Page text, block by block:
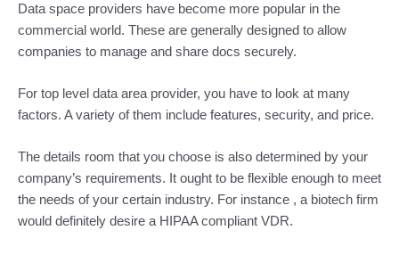
Data space providers have become more popular in the
commercial world. These are generally designed to allow
companies to manage and share docs securely.
For top level data area provider, you have to look at many
factors. A variety of them include features, security, and price.
The details room that you choose is also determined by your
company’s requirements. It ought to be flexible enough to meet
the needs of your certain industry. For instance , a biotech firm
would definitely desire a HIPAA compliant VDR.